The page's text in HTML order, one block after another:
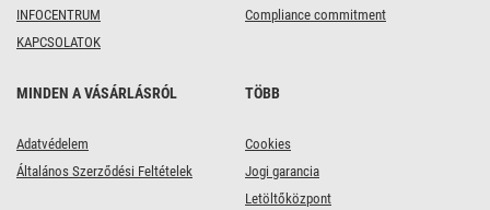
INFOCENTRUM
KAPCSOLATOK
Compliance commitment
MINDEN A VÁSÁRLÁSRÓL
Adatvédelem
Általános Szerződési Feltételek
TÖBB
Cookies
Jogi garancia
Letöltőközpont